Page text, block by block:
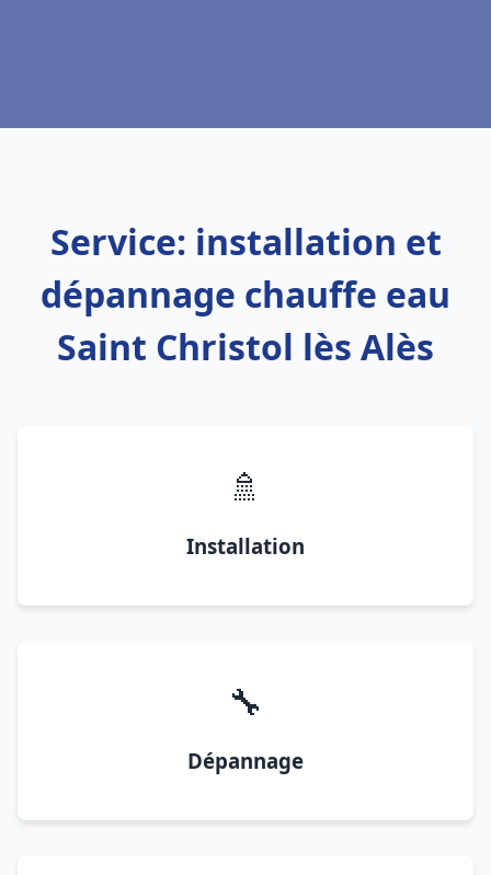
Service: installation et
dépannage chauffe eau
Saint Christol lès Alès
🚿
Installation
🔧
Dépannage